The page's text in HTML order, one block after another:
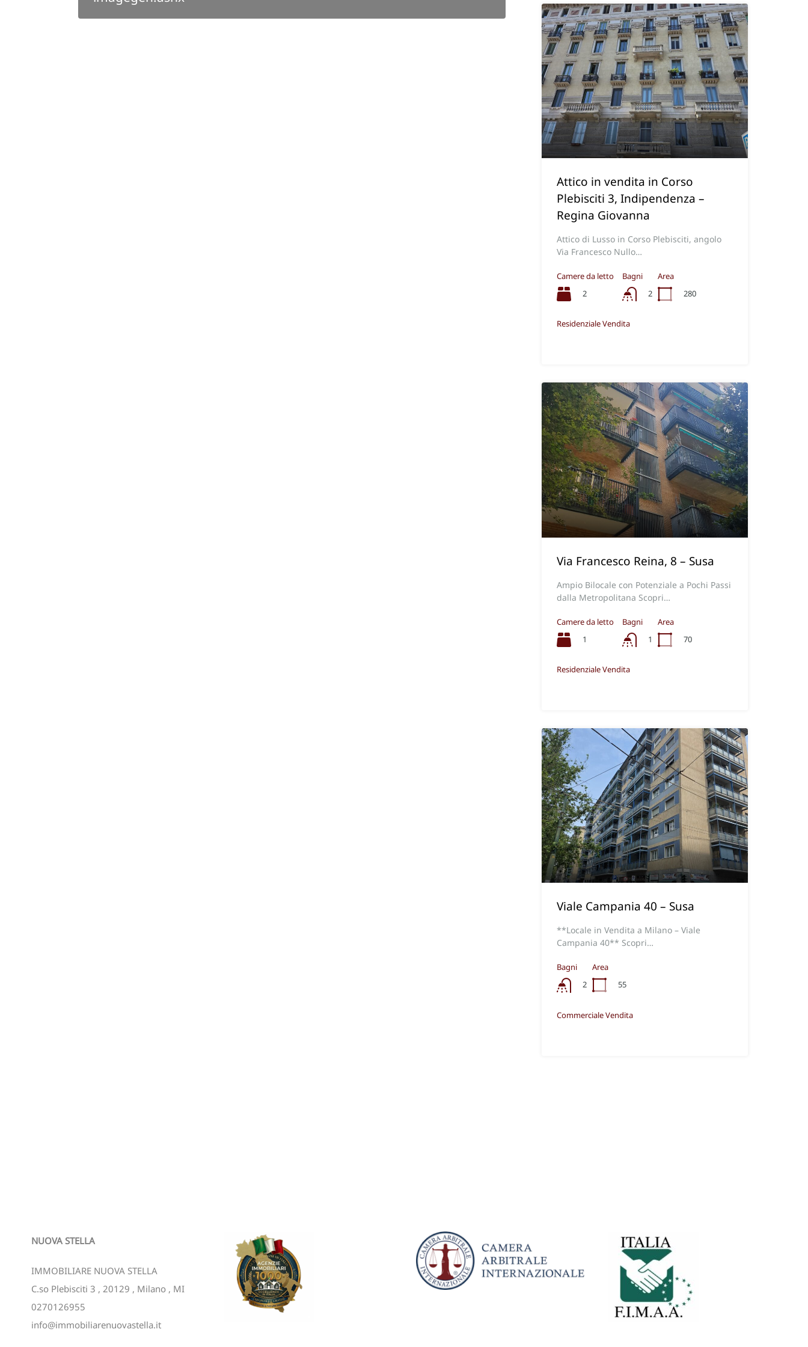
Attico in vendita in Corso
Plebisciti 3, Indipendenza –
Regina Giovanna
Attico di Lusso in Corso Plebisciti, angolo
Via Francesco Nullo…
Camere da letto
2
Bagni
2
Area
280
Residenziale Vendita
Via Francesco Reina, 8 – Susa
Ampio Bilocale con Potenziale a Pochi Passi
dalla Metropolitana Scopri…
Camere da letto
1
Bagni
1
Area
70
Residenziale Vendita
Viale Campania 40 – Susa
**Locale in Vendita a Milano – Viale
Campania 40** Scopri…
Bagni
2
Area
55
Commerciale Vendita
NUOVA STELLA
IMMOBILIARE NUOVA STELLA
C.so Plebisciti 3 , 20129 , Milano , MI
0270126955
info@immobiliarenuovastella.it